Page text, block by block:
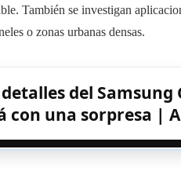
También se investigan
o zonas urbanas densas.
del
con una sorpresa |